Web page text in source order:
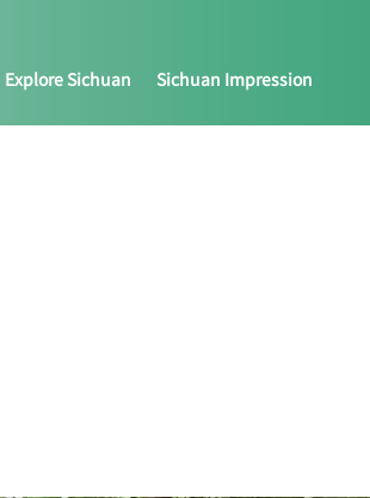
Explore Sichuan Sichuan Impression